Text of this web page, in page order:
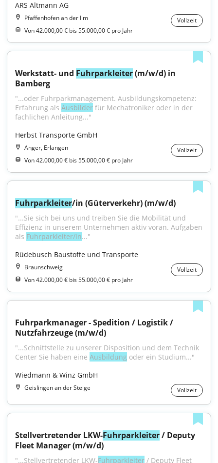
ARS Altmann AG
Pfaffenhofen an der Ilm
Vollzeit
Von 42.000,00 € bis 55.000,00 € pro Jahr
Werkstatt- und Fuhrparkleiter (m/w/d) in
Bamberg
"...oder Fuhrparkmanagement. Ausbildungskompetenz:
Erfahrung als Ausbilder für Mechatroniker oder in der
fachlichen Anleitung..."
Herbst Transporte GmbH
Anger, Erlangen
Vollzeit
Von 42.000,00 € bis 55.000,00 € pro Jahr
Fuhrparkleiter/in (Güterverkehr) (m/w/d)
"...Sie sich bei uns und treiben Sie die Mobilität und
Effizienz in unserem Unternehmen aktiv voran. Aufgaben
als Fuhrparkleiter/in..."
Rüdebusch Baustoffe und Transporte
Braunschweig
Vollzeit
Von 42.000,00 € bis 55.000,00 € pro Jahr
Fuhrparkmanager - Spedition / Logistik /
Nutzfahrzeuge (m/w/d)
"...Schnittstelle zu unserer Disposition und dem Technik
Center Sie haben eine Ausbildung oder ein Studium..."
Wiedmann & Winz GmbH
Geislingen an der Steige Vollzeit
Stellvertretender LKW-Fuhrparkleiter / Deputy
Fleet Manager (m/w/d)
"...Stellvertretender LKW-Fuhrparkleiter / Deputy Fleet